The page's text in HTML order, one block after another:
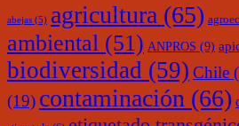
abejas (5) agricultura (65)
ambiental (51) ANPROS (9)
biodiversidad (59) Chile
(19) contaminación (66)